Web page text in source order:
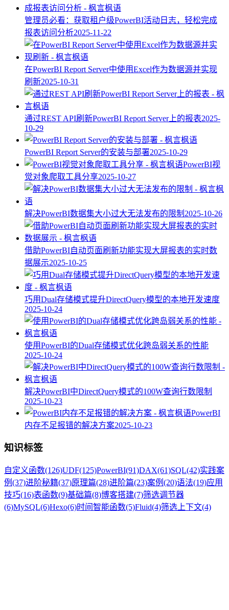
管理员必看：获取租户级PowerBI活动日志，轻松完成
报表访问分析2025-11-22
在PowerBI Report Server中使用Excel作为数据源并实现
刷新2025-10-31
通过REST API刷新PowerBI Report Server上的报表2025-
10-29
PowerBI Report Server的安装与部署2025-10-29
PowerBI视
觉对象爬取工具分享2025-10-27
解决PowerBI数据集大小过大无法发布的限制 2025-10-26
借助PowerBI自动页面刷新功能实现大屏报表的实时数
据展示2025-10-25
巧用Dual存储模式提升DirectQuery模型的本地开发速度
2025-10-24
使用PowerBI的Dual存储模式优化跨岛弱关系的性能
2025-10-24
解决PowerBI中DirectQuery模式的100W查询行数限制
2025-10-23
PowerBI
内存不足报错的解决方案2025-10-23
知识标签
自定义函数(126)UDF(125)PowerBI(91)DAX(61)SQL(42)实践案
例 (37)进阶秘籍(37)原理篇(28)进阶篇(23)案例 (20)语法(19)应用
技巧(16)表函数(9)基础篇(8)博客搭建(7)筛选调节器
(6)MySQL(6)Hexo(6)时间智能函数(5)Fluid(4)筛选上下文(4)